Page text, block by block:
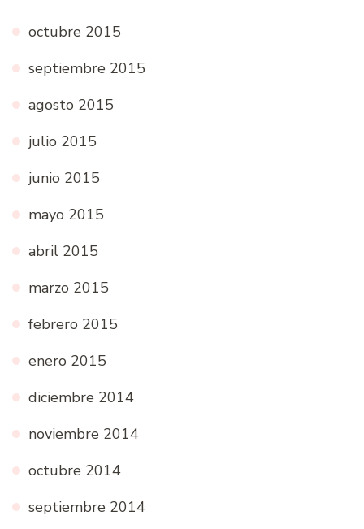
octubre 2015
septiembre 2015
agosto 2015
julio 2015
junio 2015
mayo 2015
abril 2015
marzo 2015
febrero 2015
enero 2015
diciembre 2014
noviembre 2014
octubre 2014
septiembre 2014